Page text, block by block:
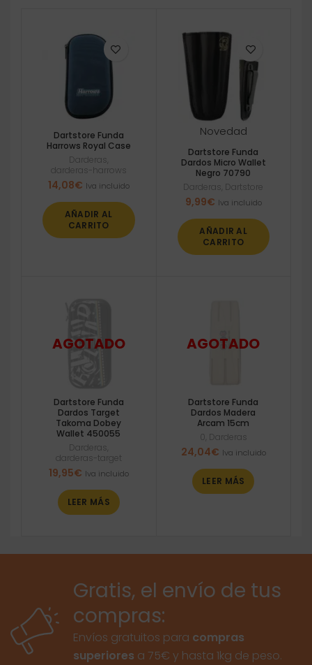
Dartstore Funda
Harrows Royal Case
Darderas
darderas-harrows
14,08€ Iva incluido
AÑADIR AL
CARRITO
Novedad
Dartstore Funda
Dardos Micro Wallet
Negro 70790
Darderas Dartstore
9,99€ Iva incluido
AÑADIR AL
CARRITO
Dartstore Funda
Dardos Target
Takoma Dobey
Wallet 450055
Darderas
darderas-target
19,95€ Iva incluido
LEER MÁS
Dartstore Funda
Dardos Madera
Arcam 15cm
0 Darderas
24,04€ Iva incluido
LEER MÁS
Gratis, el envío de tus
compras:
Envíos gratuitos para compras
superiores a 75€ y hasta 1kg de peso.